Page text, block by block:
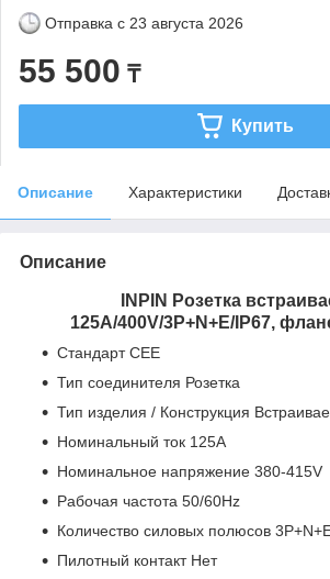
Отправка с 23 августа 2026
55 500 ₸
Купить
Описание Характеристики
Описание
INPIN Розетка
125A/400V/3P+N+E/IP67,
Стандарт CEE
Тип соединителя Розетка
Тип изделия / Конструкция
Номинальный ток 125A
Номинальное напряжение 380-415V
Рабочая частота 50/60Hz
Количество силовых полюсов
Пилотный контакт Нет